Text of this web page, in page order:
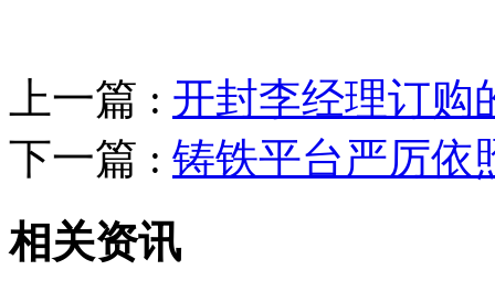
上一篇 : 开封李经理订购
下一篇 : 铸铁平台严厉依
相关资讯